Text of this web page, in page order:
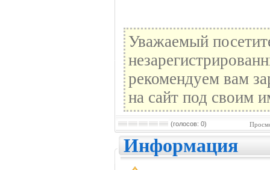
Уважаемый
рекомендуем вам
на сайт под своим
(голосов: 0)
Информация